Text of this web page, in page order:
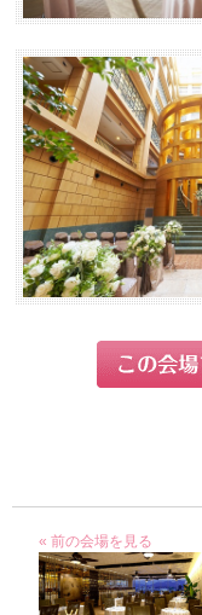
« 前の会場を見る